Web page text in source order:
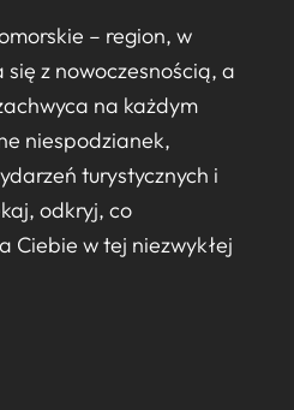
– region, w
z nowoczesnością, a
na każdym
niespodzianek,
turystycznych i
odkryj, co
Ciebie w tej niezwykłej